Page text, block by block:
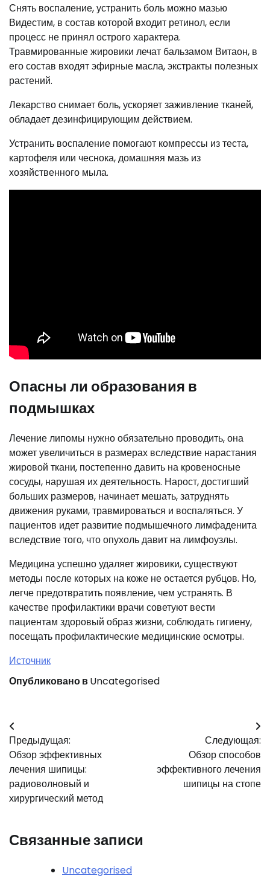
Снять воспаление, устранить боль можно мазью
Видестим, в состав которой входит ретинол, если
процесс не принял острого характера.
Травмированные жировики лечат бальзамом Витаон, в
его состав входят эфирные масла, экстракты полезных
растений.
Лекарство снимает боль, ускоряет заживление тканей,
обладает дезинфицирующим действием.
Устранить воспаление помогают компрессы из теста,
картофеля или чеснока, домашняя мазь из
хозяйственного мыла.
Опасны ли образования в
подмышках
Лечение липомы нужно обязательно проводить, она
может увеличиться в размерах вследствие нарастания
жировой ткани, постепенно давить на кровеносные
сосуды, нарушая их деятельность. Нарост, достигший
больших размеров, начинает мешать, затруднять
движения руками, травмироваться и воспаляться. У
пациентов идет развитие подмышечного лимфаденита
вследствие того, что опухоль давит на лимфоузлы.
Медицина успешно удаляет жировики, существуют
методы после которых на коже не остается рубцов. Но,
легче предотвратить появление, чем устранять. В
качестве профилактики врачи советуют вести
пациентам здоровый образ жизни, соблюдать гигиену,
посещать профилактические медицинские осмотры.
Источник
Опубликовано вUncategorised
Навигация
по
записям
Предыдущая:
Обзор эффективных
лечения шипицы:
радиоволновый и
хирургический метод
Следующая:
Обзор способов
эффективного лечения
шипицы на стопе
Связанные записи
Uncategorised